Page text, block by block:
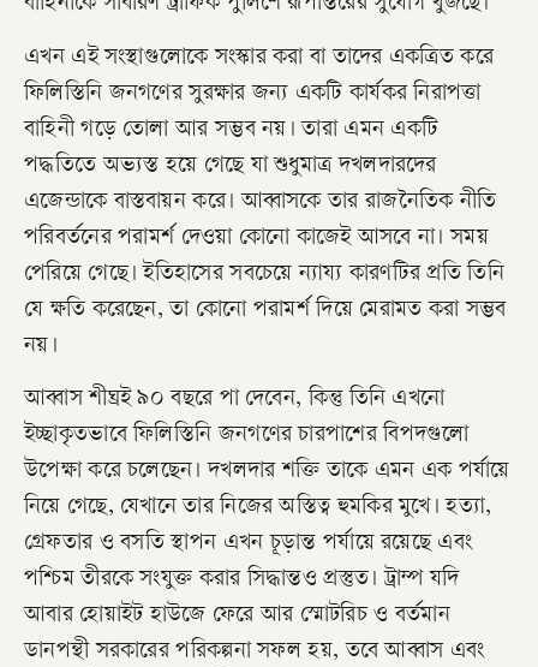
বাহিনীকে সাধারণ ট্রাফিক পুলিশে রূপান্তরের সুযোগ খুঁজছে।
এখন এই সংস্থাগুলোকে সংস্কার করা বা তাদের একত্রিত করে
ফিলিস্তিনি জনগণের সুরক্ষার জন্য একটি কার্যকর নিরাপত্তা
বাহিনী গড়ে তোলা আর সম্ভব নয়। তারা এমন একটি
পদ্ধতিতে অভ্যস্ত হয়ে গেছে যা শুধুমাত্র দখলদারদের
এজেন্ডাকে বাস্তবায়ন করে। আব্বাসকে তার রাজনৈতিক নীতি
পরিবর্তনের পরামর্শ দেওয়া কোনো কাজেই আসবে না। সময়
পেরিয়ে গেছে। ইতিহাসের সবচেয়ে ন্যায্য কারণটির প্রতি তিনি
যে ক্ষতি করেছেন, তা কোনো পরামর্শ দিয়ে মেরামত করা সম্ভব
নয়।
আব্বাস শীঘ্রই ৯০ বছরে পা দেবেন, কিন্তু তিনি এখনো
ইচ্ছাকৃতভাবে ফিলিস্তিনি জনগণের চারপাশের বিপদগুলো
উপেক্ষা করে চলেছেন। দখলদার শক্তি তাকে এমন এক পর্যায়ে
নিয়ে গেছে, যেখানে তার নিজের অস্তিত্ব হুমকির মুখে। হত্যা,
গ্রেফতার ও বসতি স্থাপন এখন চূড়ান্ত পর্যায়ে রয়েছে এবং
পশ্চিম তীরকে সংযুক্ত করার সিদ্ধান্তও প্রস্তুত। ট্রাম্প যদি
আবার হোয়াইট হাউজে ফেরে আর স্মোটরিচ ও বর্তমান
ডানপন্থী সরকারের পরিকল্পনা সফল হয়, তবে আব্বাস এবং